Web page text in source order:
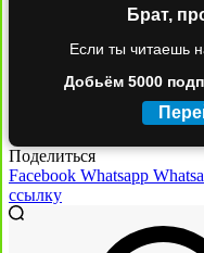
Брат,
Если ты читаешь
Добьём 5000
Поделиться
Facebook Whatsapp
ссылку